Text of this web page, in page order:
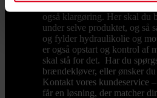
kan komme i gang. Som en
også klargøring. Her skal du
under selve produktet, og så
og fylder hydraulikolie og
er også opstart og kontrol af
skal stå for det. Har du
brændekløver, eller ønsker
Kontakt vores kundeservice
får en løsning, der matcher